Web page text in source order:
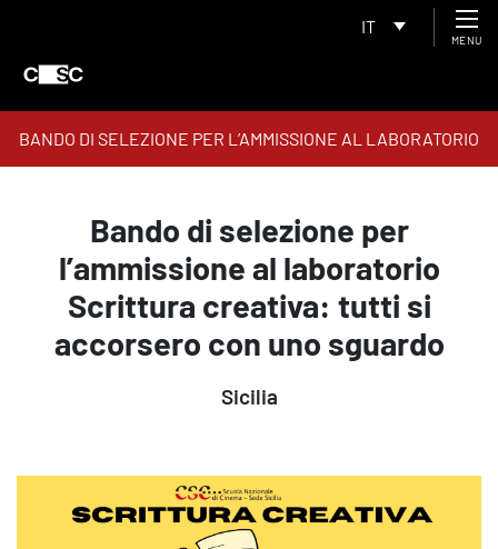
IT
MENU
BANDO DI SELEZIONE PER L’AMMISSIONE AL LABORATORIO
SCRITTURA CREATIVA: TUTTI SI ACCORSERO CON UNO
Bando di selezione per
l’ammissione al laboratorio
Scrittura creativa: tutti si
accorsero con uno sguardo
Sicilia